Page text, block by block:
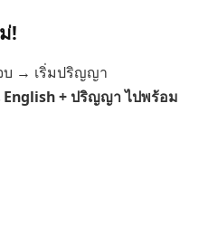
!
บ → เริ่มปริญญา
English + ปริญญา ไปพร้อม